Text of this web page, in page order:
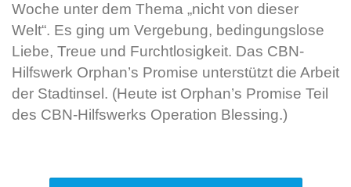
Woche unter dem Thema „nicht von dieser
Welt“. Es ging um Vergebung, bedingungslose
Liebe, Treue und Furchtlosigkeit. Das CBN-
Hilfswerk Orphan’s Promise unterstützt die Arbeit
der Stadtinsel. (Heute ist Orphan’s Promise Teil
des CBN-Hilfswerks Operation Blessing.)